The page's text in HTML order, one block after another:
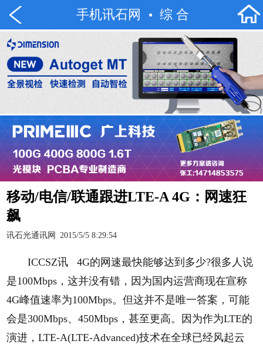
手机讯石网 综 合
移动/电信/联通跟进LTE-A 4G：网速狂
飙
讯石光通讯网 2015/5/5 8:29:54
ICCSZ讯 4G的网速最快能够达到多少?很多人说
是100Mbps，这并没有错，因为国内运营商现在宣称
4G峰值速率为100Mbps。但这并不是唯一答案，可能
会是300Mbps、450Mbps，甚至更高。因为作为LTE的
演进，LTE-A(LTE-Advanced)技术在全球已经风起云